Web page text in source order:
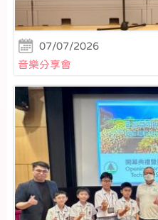
07/07/2026
音樂分享會